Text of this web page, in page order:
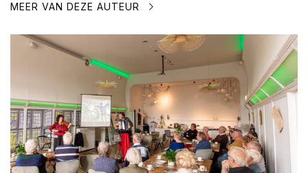
MEER VAN DEZE AUTEUR